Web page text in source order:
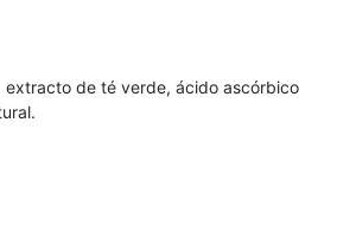
de té verde, ácido ascórbico